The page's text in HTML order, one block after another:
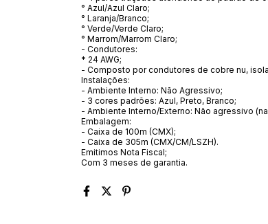
° Azul/Azul Claro;
° Laranja/Branco;
° Verde/Verde Claro;
° Marrom/Marrom Claro;
- Condutores:
* 24 AWG;
- Composto por condutores de cobre nu,
Instalações:
- Ambiente Interno: Não Agressivo;
- 3 cores padrões: Azul, Preto, Branco;
- Ambiente Interno/Externo: Não agressivo
Embalagem:
- Caixa de 100m (CMX);
- Caixa de 305m (CMX/CM/LSZH).
Emitimos Nota Fiscal;
Com 3 meses de garantia.